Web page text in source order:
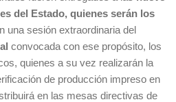
del Estado, quienes serán los
una sesión extraordinaria del
convocada con ese propósito, los
quienes a su vez realizarán la
de producción impreso en
en las mesas directivas de